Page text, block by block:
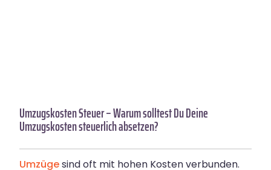
Umzugskosten Steuer – Warum solltest Du Deine
Umzugskosten steuerlich absetzen?
Umzügesind oft mit hohen Kosten verbunden.